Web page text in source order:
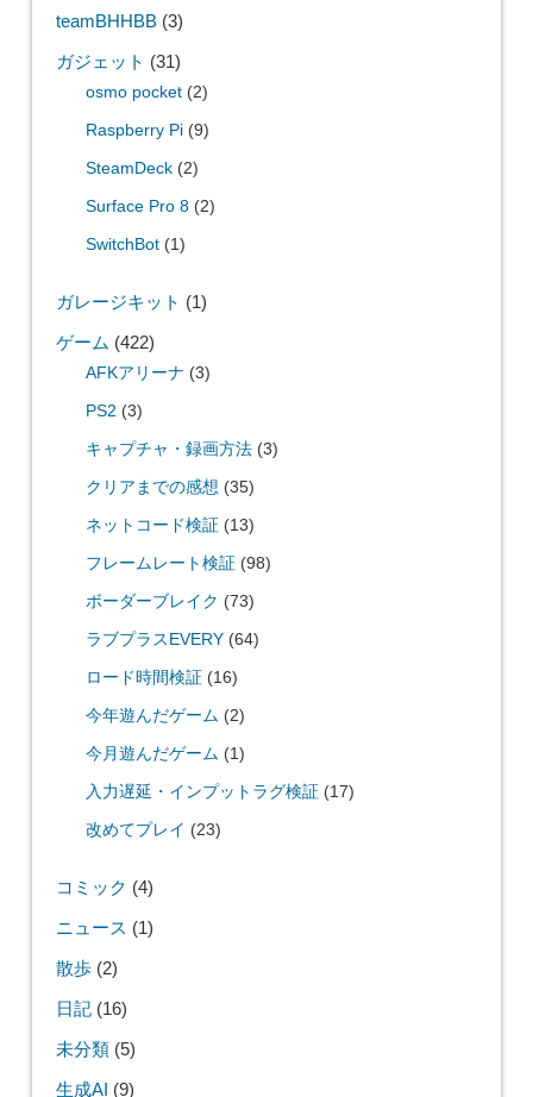
teamBHHBB(3)
ガジェット (31)
osmo pocket(2)
Raspberry Pi(9)
SteamDeck(2)
Surface Pro 8(2)
SwitchBot(1)
ガレージキット (1)
ゲーム (422)
AFKアリーナ (3)
PS2 (3)
キャプチャ・録画方法(3)
クリアまでの感想 (35)
ネットコード検証(13)
フレームレート検証(98)
ボーダーブレイク (73)
ラブプラスEVERY(64)
ロード時間検証(16)
今年遊んだゲーム (2)
今月遊んだゲーム (1)
入力遅延・インプットラグ検証(17)
改めてプレイ (23)
コミック (4)
ニュース (1)
散歩(2)
日記(16)
未分類(5)
生成AI (9)